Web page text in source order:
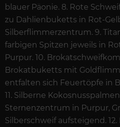
blauer Päonie. 8. Rote
zu Dahlienbuketts in Rot-
Silberflimmerzentrum. 9.
farbigen Spitzen jeweils in
Purpur. 10.
Brokatbuketts mit
entfalten sich Feuertöpfe in
11. Silberne
Sternenzentrum in Purpur,
Silberschweif aufsteigend.